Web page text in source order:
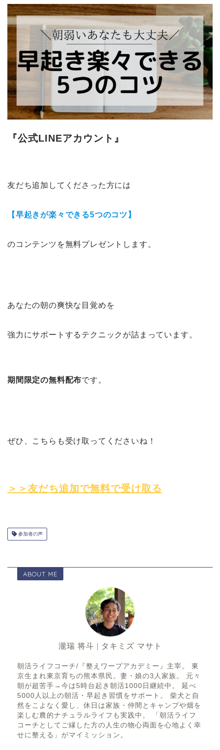
『公式LINEアカウント』
友だち追加してくださった方には
【早起きが楽々できる5つのコツ】
のコンテンツを無料プレゼントします。
あなたの朝の爽快な目覚めを
強力にサポートするテクニックが詰まっています。
期間限定の無料配布です。
ぜひ、こちらも受け取ってくださいね！
＞＞友だち追加で無料で受け取る
参加者の声
ABOUT ME
瀧瑞 将斗 | タキミズ マサト
朝活ライフコーチ/『整えワープアカデミー』主宰。 東
京生まれ東京育ちの熊本県民。妻・娘の3人家族。 元々
朝が超苦手→今は5時台起き朝活1000日継続中。 延べ
5000人以上の朝活・早起き習慣をサポート。 柴犬と自
然をこよなく愛し、休日は家族・仲間とキャンプや畑を
楽しむ農的ナチュラルライフも実践中。 「朝活ライフ
コーチとしてご縁した方の人生の物心両面を心地よく幸
せに整える」がマイミッション。